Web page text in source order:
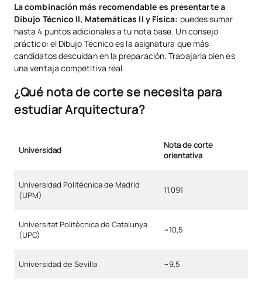
La combinación más recomendable es presentarte a
Dibujo Técnico II, Matemáticas II y Física: puedes sumar
hasta 4 puntos adicionales a tu nota base. Un consejo
práctico: el Dibujo Técnico es la asignatura que más
candidatos descuidan en la preparación. Trabajarla bien es
una ventaja competitiva real.
¿Qué nota de corte se necesita para
estudiar Arquitectura?
Universidad
Nota de corte
orientativa
Universidad Politécnica de Madrid
(UPM)
11,091
Universitat Politècnica de Catalunya
(UPC)
~10,5
Universidad de Sevilla ~9,5